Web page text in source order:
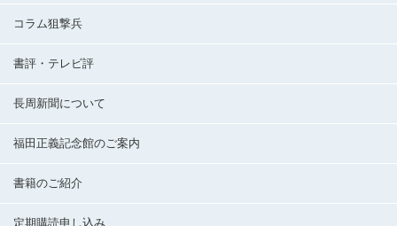
コラム狙撃兵
書評・テレビ評
長周新聞について
福田正義記念館のご案内
書籍のご紹介
定期購読申し込み